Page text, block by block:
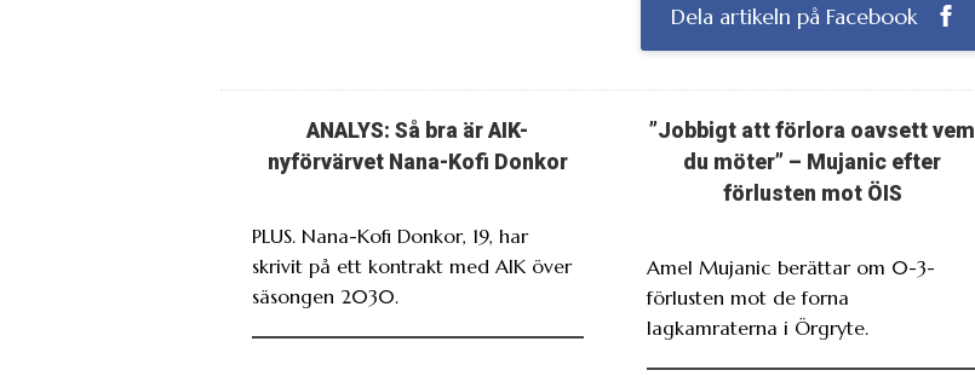
Dela artikeln på Facebook
ANALYS: Så bra är AIK-
nyförvärvet Nana-Kofi Donkor
PLUS. Nana-Kofi Donkor, 19, har
skrivit på ett kontrakt med AIK över
säsongen 2030.
”Jobbigt att förlora oavsett vem
du möter” – Mujanic efter
förlusten mot ÖIS
Amel Mujanic berättar om 0-3-
förlusten mot de forna
lagkamraterna i Örgryte.